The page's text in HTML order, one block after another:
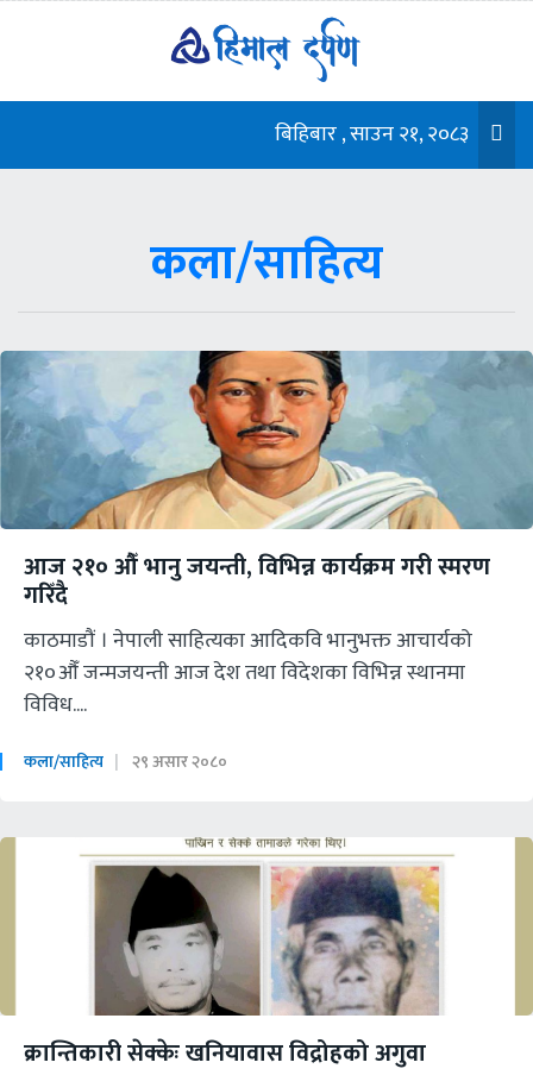
बिहिबार , साउन २१, २०८३
कला/साहित्य
आज २१०‍ औँ भानु जयन्ती, विभिन्न कार्यक्रम गरी स्मरण
गरिँदै
काठमाडौं । नेपाली साहित्यका आदिकवि भानुभक्त आचार्यको
२१०औँ जन्मजयन्ती आज देश तथा विदेशका विभिन्न स्थानमा
विविध....
कला/साहित्य २९ असार २०८०
क्रान्तिकारी सेक्केः खनियावास विद्रोहको अगुवा